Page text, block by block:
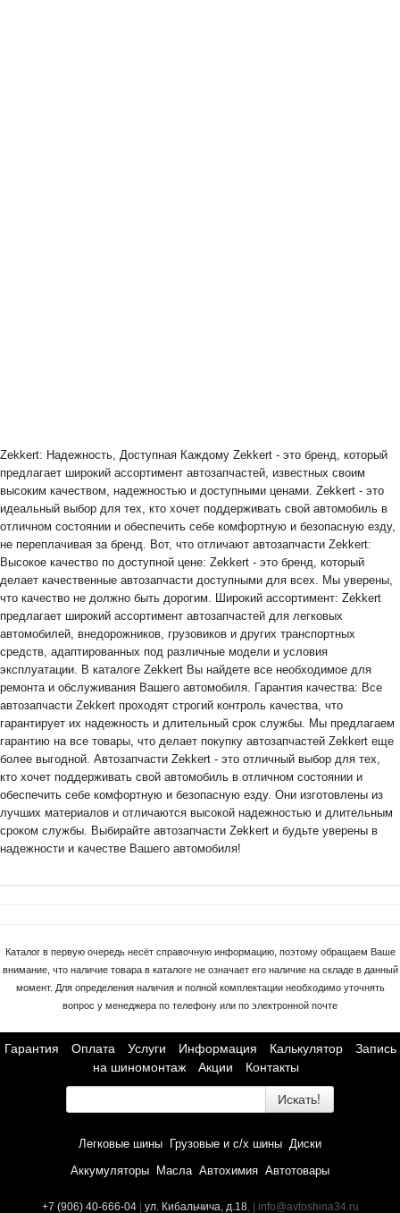
Zekkert: Надежность, Доступная Каждому Zekkert - это бренд, который
предлагает широкий ассортимент автозапчастей, известных своим
высоким качеством, надежностью и доступными ценами. Zekkert - это
идеальный выбор для тех, кто хочет поддерживать свой автомобиль в
отличном состоянии и обеспечить себе комфортную и безопасную езду,
не переплачивая за бренд. Вот, что отличают автозапчасти Zekkert:
Высокое качество по доступной цене: Zekkert - это бренд, который
делает качественные автозапчасти доступными для всех. Мы уверены,
что качество не должно быть дорогим. Широкий ассортимент: Zekkert
предлагает широкий ассортимент автозапчастей для легковых
автомобилей, внедорожников, грузовиков и других транспортных
средств, адаптированных под различные модели и условия
эксплуатации. В каталоге Zekkert Вы найдете все необходимое для
ремонта и обслуживания Вашего автомобиля. Гарантия качества: Все
автозапчасти Zekkert проходят строгий контроль качества, что
гарантирует их надежность и длительный срок службы. Мы предлагаем
гарантию на все товары, что делает покупку автозапчастей Zekkert еще
более выгодной. Автозапчасти Zekkert - это отличный выбор для тех,
кто хочет поддерживать свой автомобиль в отличном состоянии и
обеспечить себе комфортную и безопасную езду. Они изготовлены из
лучших материалов и отличаются высокой надежностью и длительным
сроком службы. Выбирайте автозапчасти Zekkert и будьте уверены в
надежности и качестве Вашего автомобиля!
Каталог в первую очередь несёт справочную информацию, поэтому обращаем Ваше
внимание, что наличие товара в каталоге не означает его наличие на складе в данный
момент. Для определения наличия и полной комплектации необходимо уточнять
вопрос у менеджера по телефону или по электронной почте
Гарантия Оплата Услуги Информация Калькулятор
Запись
на шиномонтаж
Акции Контакты
Искать!
Легковые шины Грузовые и с/х шины Диски
Аккумуляторы
Масла Автохимия Автотовары
+7 (906) 40-666-04 | ул. Кибальчича, д.18, | info@avtoshina34.ru